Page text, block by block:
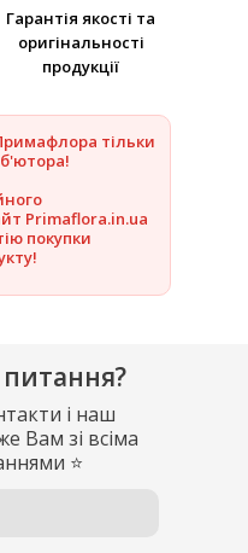
Гарантія якості та
оригінальності
продукції
тільки
Primaflora.in.ua
покупки
і наш
Вам зі всіма
⭐